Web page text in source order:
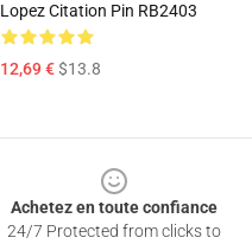
Lopez Citation Pin RB2403
12,69 €$13.8
Achetez en toute confiance
24/7 Protected from clicks to